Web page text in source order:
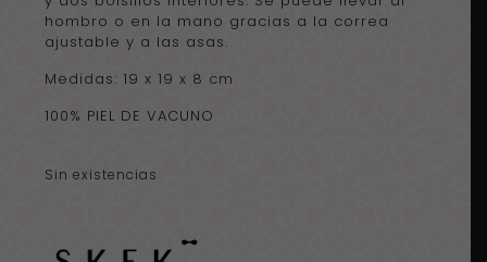
149,00€.134,10€.
hombro o en la mano gracias a la correa
ajustable y a las asas.
Medidas: 19 x 19 x 8 cm
100% PIEL DE VACUNO
Sin existencias